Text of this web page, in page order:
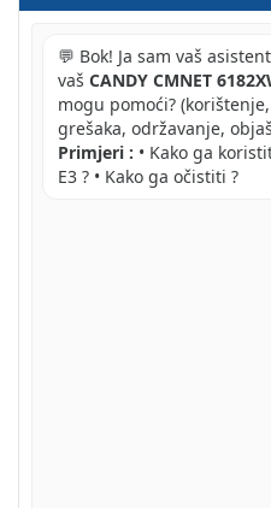
💬 Bok! Ja sam vaš
vaš CANDY CMNET
mogu pomoći?
grešaka, održavanje,
Primjeri : • Kako ga
E3 ? • Kako ga očistiti ?